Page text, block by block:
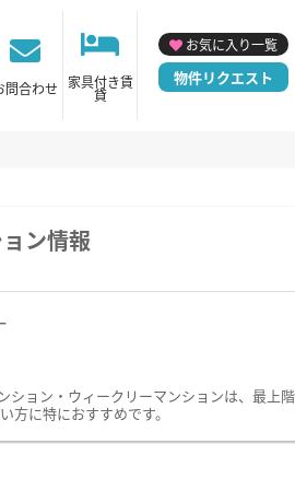
問合わせ 家具付き賃
貸
お気に入り一覧
物件リクエスト
ン情報
ョン・ウィークリーマンションは、最上階
に特におすすめです。